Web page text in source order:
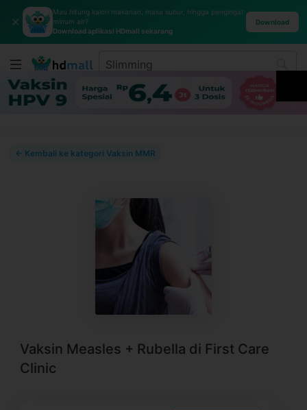
✕
Mau hitung kalori makanan, masa subur, hingga pengingat
minum air?
Download aplikasi HDmall sekarang
Download
← Kembali ke kategori Vaksin MMR
Vaksin Measles + Rubella di First Care
Clinic